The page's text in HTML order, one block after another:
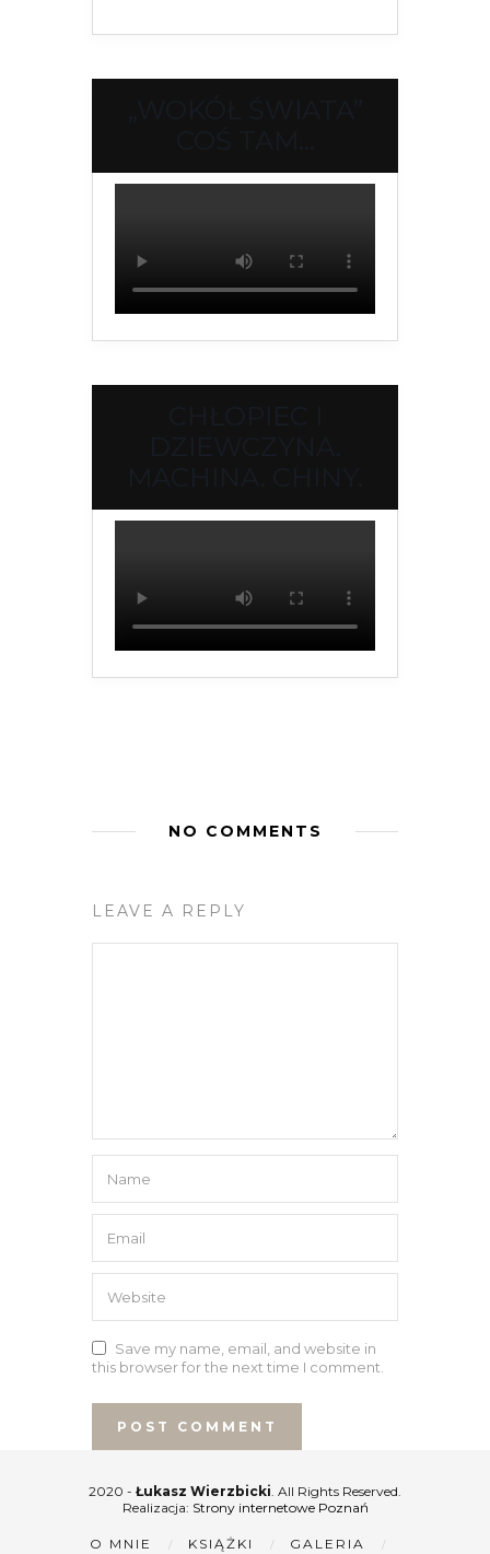
NO COMMENTS
LEAVE A REPLY
Save my name, email, and website in
this browser for the next time I comment.
2020 - Łukasz Wierzbicki. All Rights Reserved.
Realizacja: Strony internetowe Poznań
O MNIE KSIĄŻKI GALERIA